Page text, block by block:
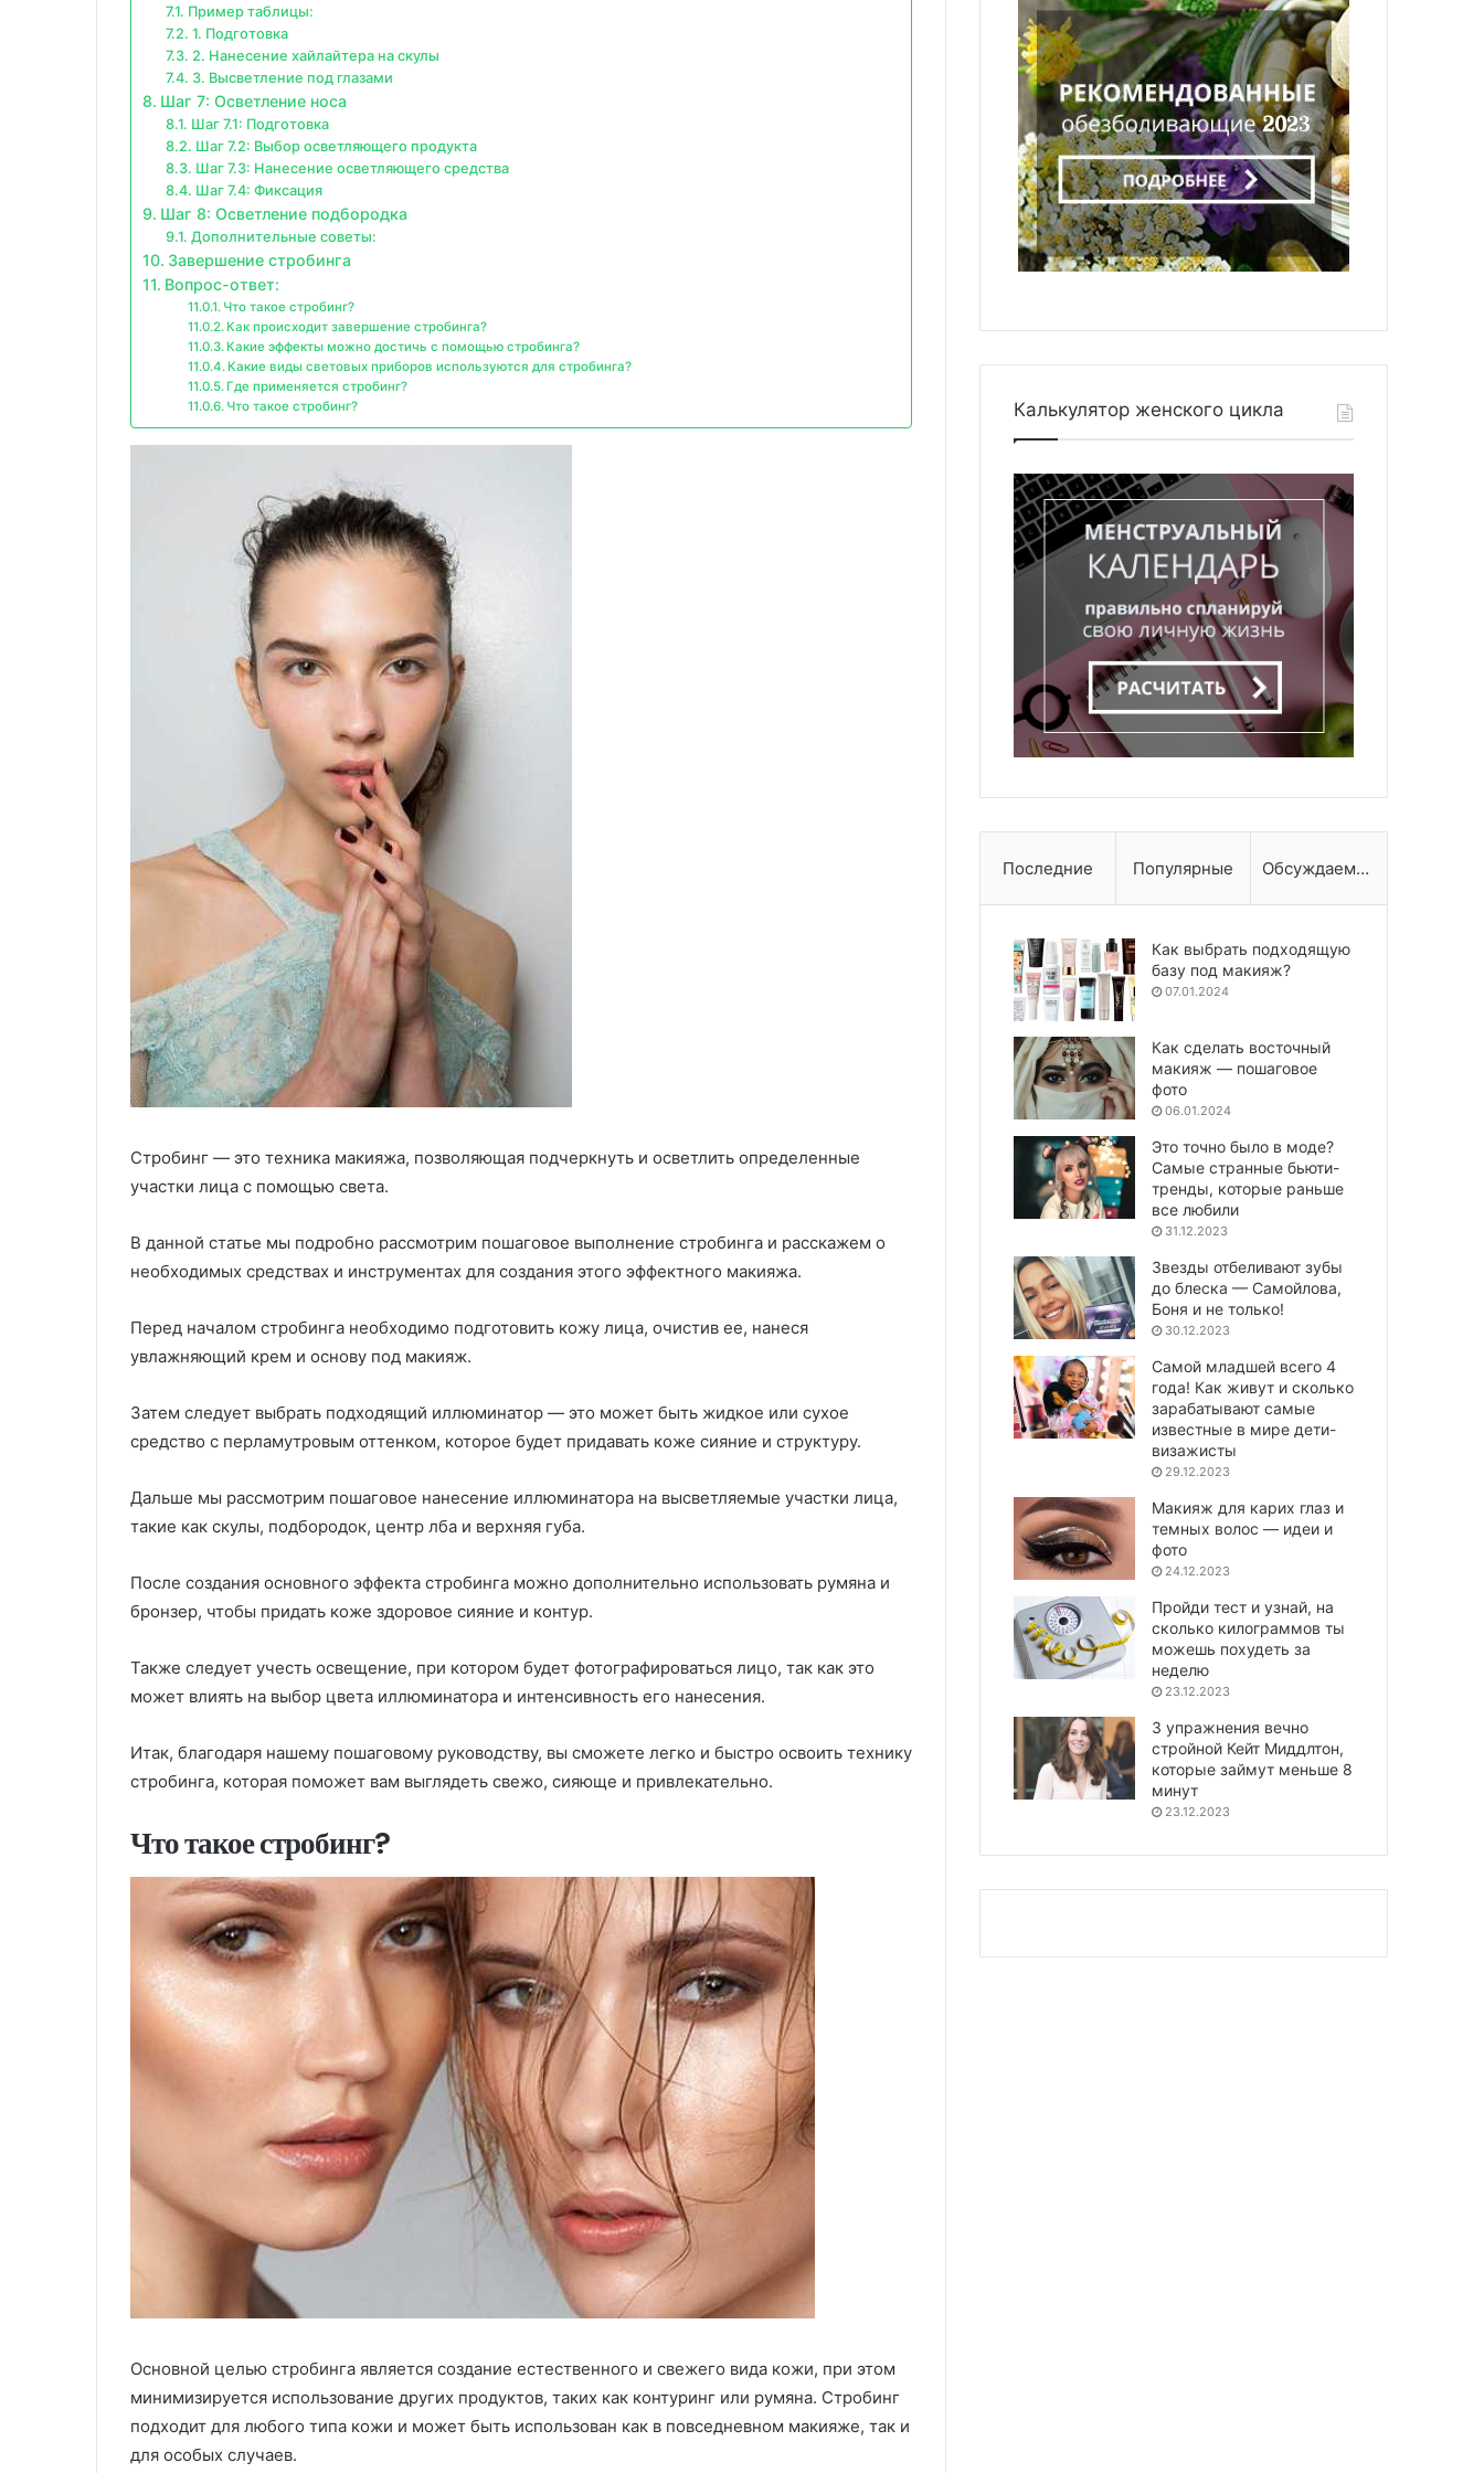
Пример таблицы:
1. Подготовка
2. Нанесение хайлайтера на скулы
3. Высветление под глазами
Шаг 7: Осветление носа
Шаг 7.1: Подготовка
Шаг 7.2: Выбор осветляющего продукта
Шаг 7.3: Нанесение осветляющего средства
Шаг 7.4: Фиксация
Шаг 8: Осветление подбородка
Дополнительные советы:
Завершение стробинга
Вопрос-ответ:
Что такое стробинг?
Как происходит завершение стробинга?
Какие эффекты можно достичь с помощью стробинга?
Какие виды световых приборов используются для стробинга?
Где применяется стробинг?
Что такое стробинг?
Стробинг — это техника макияжа, позволяющая подчеркнуть и осветлить определенные
участки лица с помощью света.
В данной статье мы подробно рассмотрим пошаговое выполнение стробинга и расскажем о
необходимых средствах и инструментах для создания этого эффектного макияжа.
Перед началом стробинга необходимо подготовить кожу лица, очистив ее, нанеся
увлажняющий крем и основу под макияж.
Затем следует выбрать подходящий иллюминатор — это может быть жидкое или сухое
средство с перламутровым оттенком, которое будет придавать коже сияние и структуру.
Дальше мы рассмотрим пошаговое нанесение иллюминатора на высветляемые участки лица,
такие как скулы, подбородок, центр лба и верхняя губа.
После создания основного эффекта стробинга можно дополнительно использовать румяна и
бронзер, чтобы придать коже здоровое сияние и контур.
Также следует учесть освещение, при котором будет фотографироваться лицо, так как это
может влиять на выбор цвета иллюминатора и интенсивность его нанесения.
Итак, благодаря нашему пошаговому руководству, вы сможете легко и быстро освоить технику
стробинга, которая поможет вам выглядеть свежо, сияюще и привлекательно.
Что такое стробинг?
Основной целью стробинга является создание естественного и свежего вида кожи, при этом
минимизируется использование других продуктов, таких как контуринг или румяна. Стробинг
подходит для любого типа кожи и может быть использован как в повседневном макияже, так и
для особых случаев.
Калькулятор женского цикла
Последние Популярные Обсуждаемые
Как выбрать подходящую
базу под макияж?
07.01.2024
Как сделать восточный
макияж — пошаговое
фото
06.01.2024
Это точно было в моде?
Самые странные бьюти-
тренды, которые раньше
все любили
31.12.2023
Звезды отбеливают зубы
до блеска — Самойлова,
Боня и не только!
30.12.2023
Самой младшей всего 4
года! Как живут и сколько
зарабатывают самые
известные в мире дети-
визажисты
29.12.2023
Макияж для карих глаз и
темных волос — идеи и
фото
24.12.2023
Пройди тест и узнай, на
сколько килограммов ты
можешь похудеть за
неделю
23.12.2023
3 упражнения вечно
стройной Кейт Миддлтон,
которые займут меньше 8
минут
23.12.2023